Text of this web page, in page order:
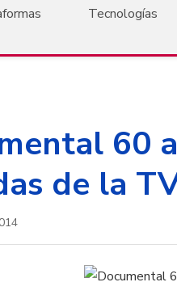
Tecnologías
60
de la